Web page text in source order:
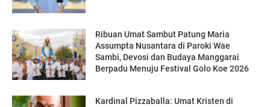
Ribuan Umat Sambut Patung Maria
Assumpta Nusantara di Paroki Wae
Sambi, Devosi dan Budaya Manggarai
Berpadu Menuju Festival Golo Koe 2026
Kardinal Pizzaballa: Umat Kristen di